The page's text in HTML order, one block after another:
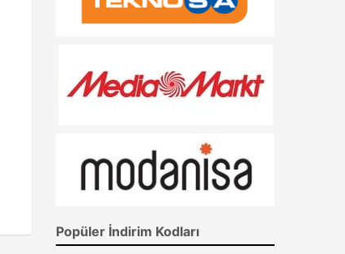
Popüler İndirim Kodları